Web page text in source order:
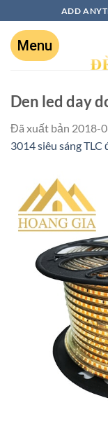
ADD
Den led day
Đã xuất bản 2018-
3014 siêu sáng